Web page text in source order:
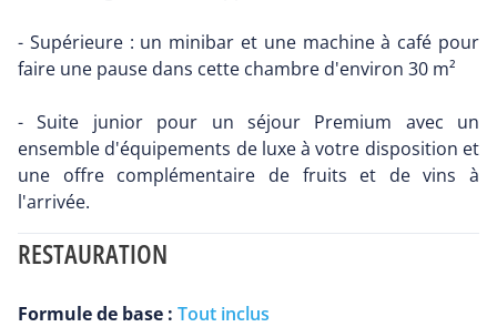
- Supérieure : un minibar et une machine à café pour
faire une pause dans cette chambre d'environ 30 m²
- Suite junior pour un séjour Premium avec un
ensemble d'équipements de luxe à votre disposition et
une offre complémentaire de fruits et de vins à
l'arrivée.
RESTAURATION
Formule de base : Tout inclus